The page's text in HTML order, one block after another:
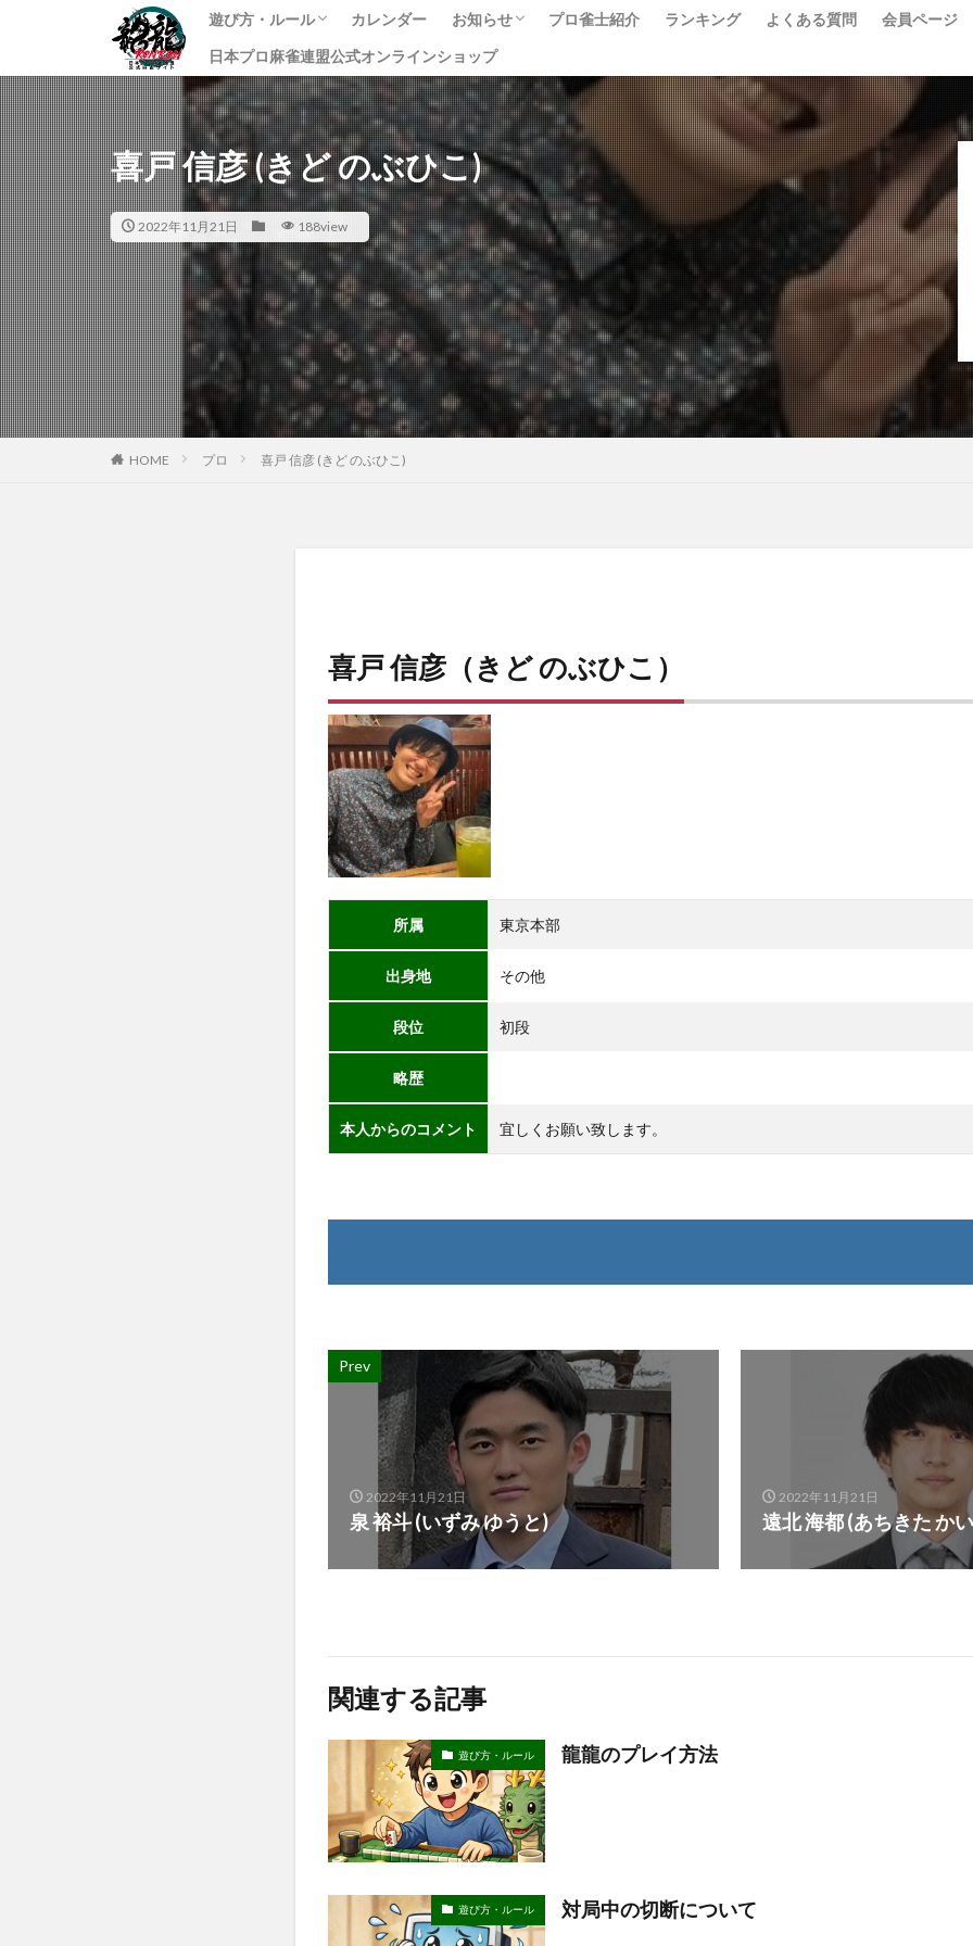
遊び方・ルール
龍龍のプレイ方法
ルール
課金方法
カレンダー お知らせ
イベント
ニュース
すべて
プロ雀士紹介 ランキング よくある質問
会員ページ
日本プロ麻雀連盟公式オンラインショップ
喜戸 信彦 (きど のぶひこ)
2022年11月21日 188view
HOME プロ 喜戸 信彦 (きど のぶひこ)
喜戸 信彦（きど のぶひこ）
所属 東京本部
出身地 その他
段位 初段
略歴
本人からのコメント 宜しくお願い致します。
Prev
2022年11月21日
泉 裕斗 (いずみ ゆうと)
2022年11月21日
遠北 海都 (あちきた か
関連する記事
遊び方・ルール 龍龍のプレイ方法
遊び方・ルール 対局中の切断について